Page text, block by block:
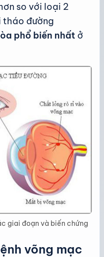
so với loại 2
tháo đường
phổ biến nhất ở
giai đoạn và biến chứng
võng mạc